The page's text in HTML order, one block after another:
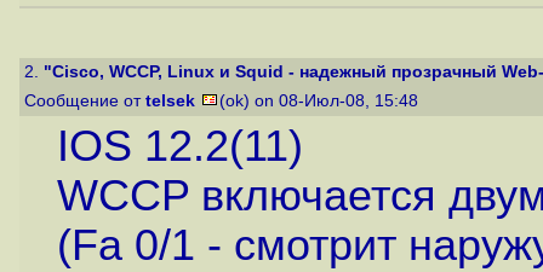
2. "Cisco, WCCP, Linux и Squid - надежный прозрачный
Сообщение от telsek (ok) on 08-Июл-08, 15:48
IOS 12.2(11)
WCCP включается
(Fa 0/1 - смотрит